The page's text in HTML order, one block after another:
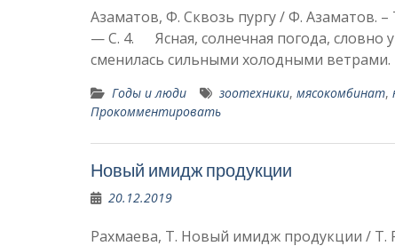
Азаматов, Ф. Сквозь пургу / Ф. Азаматов.
— С. 4. Ясная, солнечная погода, словно
сменилась сильными холодными ветрами.
Годы и люди зоотехники, мясокомбинат,
Прокомментировать
Новый имидж продукции
20.12.2019
Рахмаева, Т. Новый имидж продукции / Т.